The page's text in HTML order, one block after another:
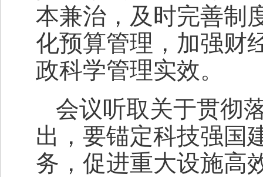
本兼治，及时完善制
化预算管理，加强财
政科学管理实效。
会议听取关于贯彻
出，要锚定科技强国
务，促进重大设施高